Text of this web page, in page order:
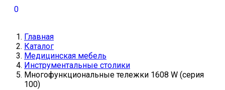
0
Главная
Каталог
Медицинская мебель
Инструментальные столики
Многофункциональные тележки 1608 W (серия
100)